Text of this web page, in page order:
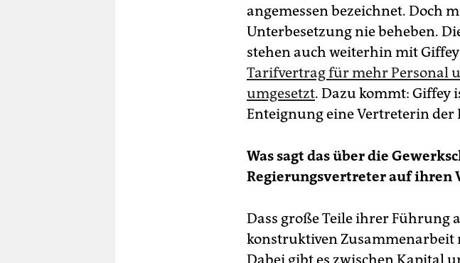
angemessen bezeichnet. Doch
Unterbesetzung nie beheben.
stehen auch weiterhin mit
Tarifvertrag für mehr Personal
umgesetzt. Dazu kommt: Giffey
Enteignung eine Vertreterin
Was sagt das über die
Regierungsvertreter auf ihren
Dass große Teile ihrer Führung
konstruktiven Zusammenarbeit
Dabei gibt es zwischen Kapital